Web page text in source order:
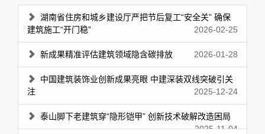
湖南省住房和城乡建设厅严把节后复工“安全关” 确保
建筑施工“开门稳”
2026-02-25
新成果精准评估建筑领域隐含碳排放 2026-01-28
中国建筑装饰业创新成果亮眼 中建深装双线突破引关
注
2025-12-24
泰山脚下老建筑穿“隐形铠甲” 创新技术破解改造困局
2025-11-04